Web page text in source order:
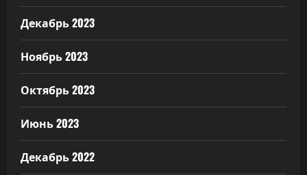
Декабрь 2023
Ноябрь 2023
Октябрь 2023
Июнь 2023
Декабрь 2022